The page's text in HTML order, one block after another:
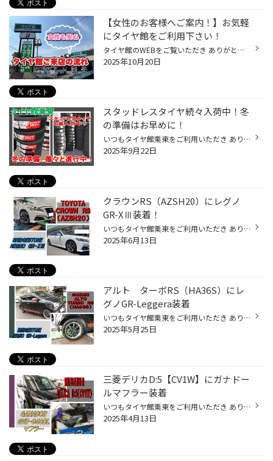
【女性のお客様へご案内！】お気軽
にタイヤ館をご利用下さい！
タイヤ館のWEBをご覧いただき ありがとうございます ♬ 最近は女性の方も自分のお車を持たれている事が多いです。 自分だけの車で旅行に行ったり、お買い物を便利にしたり…… けれど、 「車のメンテナンスってよくわからない......」 「タイヤショップって男性しかいなさそうで入りづらい……」 「タイ...
2025年10月20日
スタッドレスタイヤ続々入荷中！冬
の準備はお早めに！
いつもタイヤ館栗東をご利用いただき ありがとうございます。 日中はまだ暑いですが 朝晩は涼しくなってきており、季節が変わり始めているのを 感じられるようになってきましたね。 そうなると、いよいよ自動車で言いますと 冬支度を考えなければいけない季節となります。 タイヤ館栗東では 冬の準...
2025年9月22日
クラウンRS（AZSH20）にレグノ
GR-XⅢ装着！
いつもタイヤ館栗東をご利用いただき ありがとうございます。 トヨタ クラウンRS（AZSH20）に ブリヂストンタイヤ レグノGR-XⅢを 装着させていただきました。 レグノGR-XⅢは ①静粛性向上・乗り心地向上 ②ふらつき低減・ウェット性能向上 ③全サイズが低燃費タイヤ となっております。 詳しくは下記リ...
2025年6月13日
アルト ターボRS（HA36S）にレ
グノGR-Leggera装着
いつもタイヤ館栗東をご利用いただき ありがとうございます。 スズキ アルト ターボRSに レグノGR-Leggeraを装着させていただきました。 皆様ご存じのように GR-Leggeraは今年モデルチェンジし GR-XⅢへと進化しております。 たまたま、アウトレットセールで商品が有りましたので ご購入いただきまし...
2025年5月25日
三菱デリカD:5【CV1W】にガナドー
ルマフラー装着
いつもタイヤ館栗東をご利用いただき ありがとうございます。 三菱 デリカD:5【CV1W】に ガナドールマフラー【GVE-040BL】を 装着させていただきました。 もともとマフラーカッター装着されていたので 色味は一緒なのですが、太さと仕上げの良さで ガラリと印象が変わりいい感じに仕上がっています...
2025年4月13日